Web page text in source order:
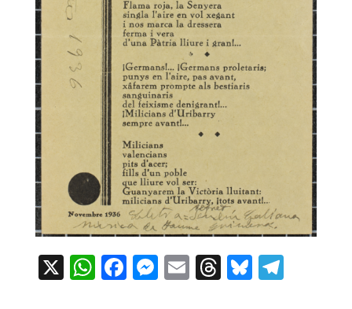
X WhatsApp
Facebook
Messenger
EmailThreads
Bluesky